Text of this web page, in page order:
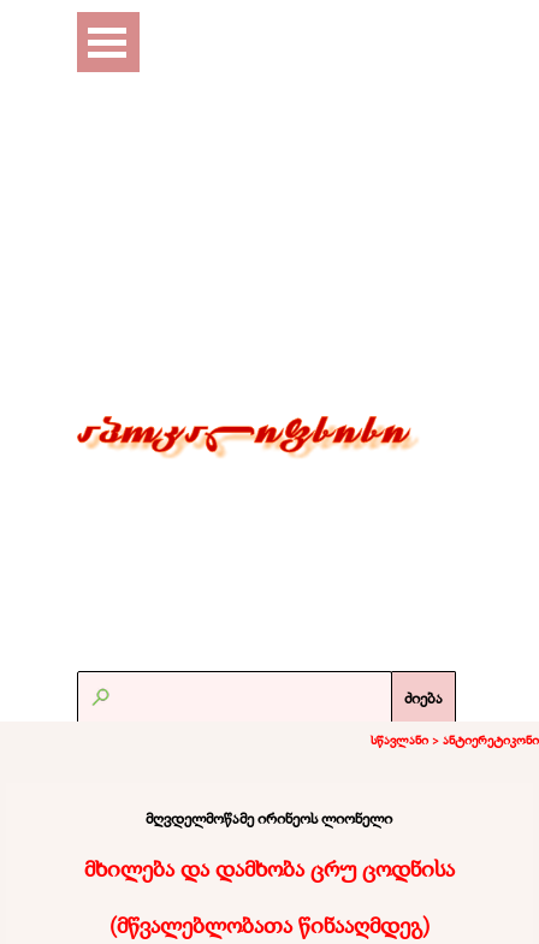
Перейти к контенту
Пропустить меню
ძიება
სწავლანი > ანტიერეტიკონი
მღვდელმოწამე ირინეოს ლიონელი
მხილება და დამხობა ცრუ ცოდნისა
(მწვალებლობათა წინააღმდეგ)